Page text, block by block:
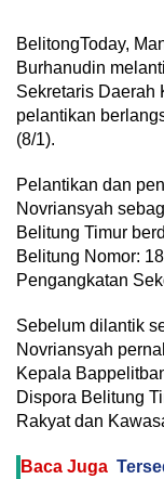
BelitongToday,
Burhanudin
Sekretaris Daerah
pelantikan
(8/1).
Pelantikan dan
Novriansyah
Belitung Timur
Belitung Nomor:
Pengangkatan
Sebelum dilantik
Novriansyah
Kepala
Dispora Belitung
Rakyat dan
Baca Juga